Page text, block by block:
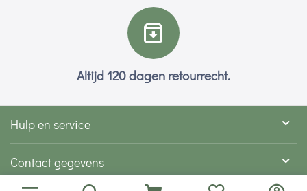
Altijd 120 dagen retourrecht.
Hulp en service
Contact gegevens